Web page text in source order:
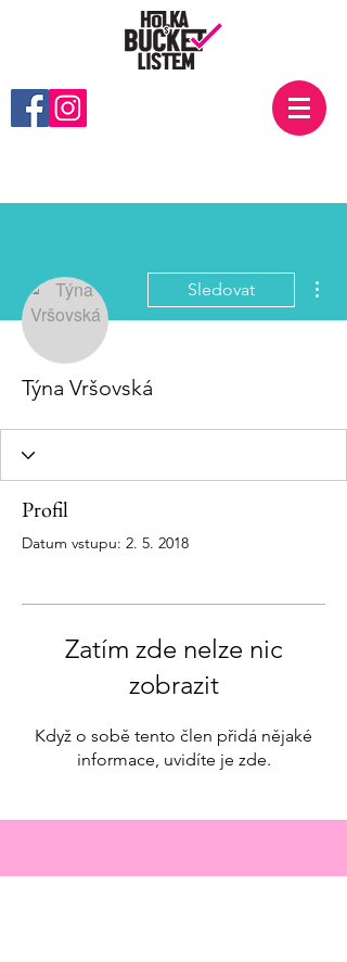
Sledovat
Týna Vršovská
Profil
Datum vstupu: 2. 5. 2018
Zatím zde nelze nic
zobrazit
Když o sobě tento člen přidá nějaké
informace, uvidíte je zde.